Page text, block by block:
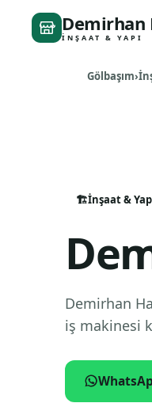
İNŞAAT & YAPI
Gölbaşım
🏗️İnşaat &
Demirhan
iş makinesi